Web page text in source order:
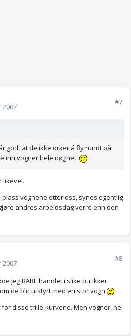
2007
#7
godt at de ikke orker å fly rundt på
inn vogner hele døgnet.
likevel.
vognene etter oss, synes egentlig
andres arbeidsdag verre enn den
2007
#8
jeg BARE handlet i slike butikker.
de blir utstyrt med en stor vogn
disse trille-kurvene. Men vogner, nei